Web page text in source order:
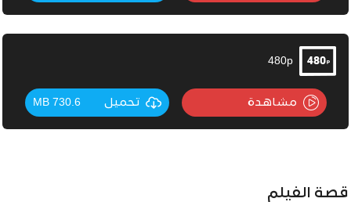
480p
مشاهدة تحميل 730.6 MB
قصة الفيلم